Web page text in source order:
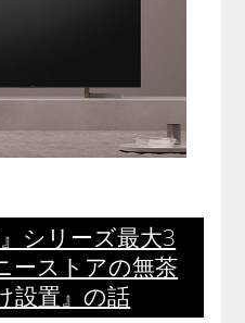
シリーズ最大3
ーストアの無茶
設置』の話